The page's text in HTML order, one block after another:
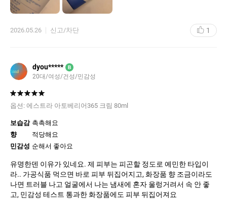
한 겨울과 건조한 환절기에만 가능한 방법 지금같은 초여름-여름에
는 그냥 산뜻한 거 바르십쇼 욕심내지 말고
2026.05.26 신고/차단 1
dyou***** B
20대/여성/건성/민감성
옵션: 에스트라 아토베리어365 크림 80ml
보습감 촉촉해요
향
적당해요
민감성 순해서 좋아요
유명한덴 이유가 있네요. 제 피부는 피곤할 정도로 예민한 타입이
라.. 가공식품 먹으면 바로 피부 뒤집어지고, 화장품 향 조금이라도
나면 트러블 나고 얼굴에서 나는 냄새에 혼자 울렁거려서 속 안 좋
고, 민감성 테스트 통과한 화장품에도 피부 뒤집어져요